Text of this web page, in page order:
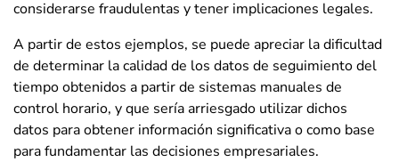
considerarse fraudulentas y tener implicaciones legales.
A partir de estos ejemplos, se puede apreciar la dificultad
de determinar la calidad de los datos de seguimiento del
tiempo obtenidos a partir de sistemas manuales de
control horario, y que sería arriesgado utilizar dichos
datos para obtener información significativa o como base
para fundamentar las decisiones empresariales.